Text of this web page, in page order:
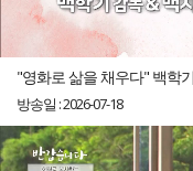
"영화로 삶을 채우다" 백학
방송일 : 2026-07-18